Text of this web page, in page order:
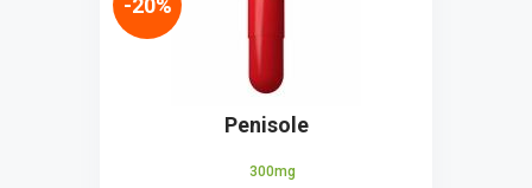
Penisole
300mg